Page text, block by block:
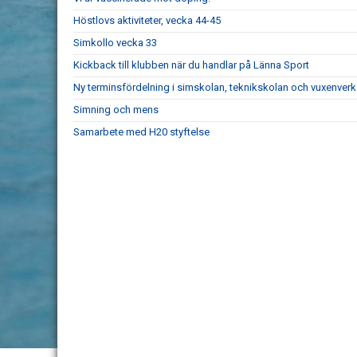
Höstlovs aktiviteter, vecka 44-45
Simkollo vecka 33
Kickback till klubben när du handlar på Länna Sport
Ny terminsfördelning i simskolan, teknikskolan och
Simning och mens
Samarbete med H20 styftelse